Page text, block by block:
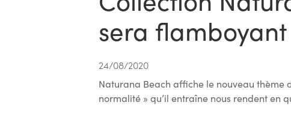
sera flamboyant
24/08/2020
Naturana Beach affiche le nouveau thème
normalité » qu’il entraîne nous rendent en